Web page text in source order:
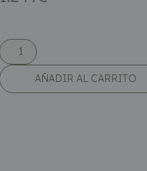
AÑADIR AL CARRITO